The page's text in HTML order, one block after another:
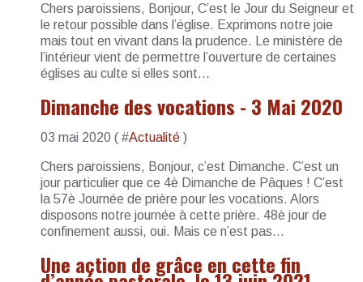
Chers paroissiens, Bonjour, C’est le Jour du Seigneur et
le retour possible dans l’église. Exprimons notre joie
mais tout en vivant dans la prudence. Le ministère de
l’intérieur vient de permettre l’ouverture de certaines
églises au culte si elles sont...
Dimanche des vocations - 3 Mai 2020
03 mai 2020 ( #Actualité )
Chers paroissiens, Bonjour, c’est Dimanche. C’est un
jour particulier que ce 4è Dimanche de Pâques ! C’est
la 57è Journée de prière pour les vocations. Alors
disposons notre journée à cette prière. 48è jour de
confinement aussi, oui. Mais ce n’est pas...
Une action de grâce en cette fin